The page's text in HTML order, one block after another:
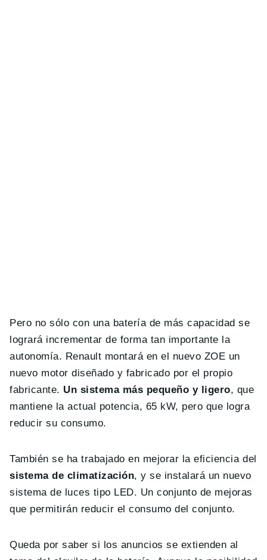
Pero no sólo con una batería de más capacidad se
logrará incrementar de forma tan importante la
autonomía. Renault montará en el nuevo ZOE un
nuevo motor diseñado y fabricado por el propio
fabricante. Un sistema más pequeño y ligero, que
mantiene la actual potencia, 65 kW, pero que logra
reducir su consumo.
También se ha trabajado en mejorar la eficiencia del
sistema de climatización, y se instalará un nuevo
sistema de luces tipo LED. Un conjunto de mejoras
que permitirán reducir el consumo del conjunto.
Queda por saber si los anuncios se extienden al